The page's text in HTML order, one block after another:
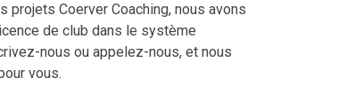
Coerver Coaching, nous avons
de club dans le système
nous ou appelez-nous, et nous
vous.